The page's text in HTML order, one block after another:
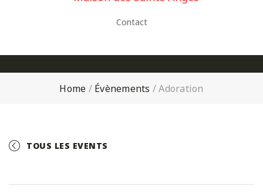
Contact
Home / Évènements /Adoration
TOUS LES EVENTS